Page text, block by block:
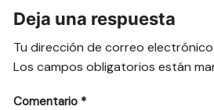
Deja una respuesta
Tu dirección de correo
Los campos obligatorios están
Comentario *